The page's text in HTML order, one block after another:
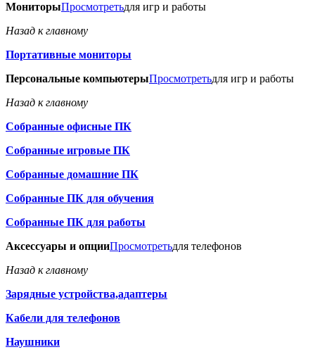
МониторыПросмотретьдля игр и работы
Назад к главному
Портативные мониторы
Персональные компьютерыПросмотретьдля игр и работы
Назад к главному
Собранные офисные ПК
Собранные игровые ПК
Собранные домашние ПК
Собранные ПК для обучения
Собранные ПК для работы
Аксессуары и опцииПросмотретьдля телефонов
Назад к главному
Зарядные устройства,адаптеры
Кабели для телефонов
Наушники